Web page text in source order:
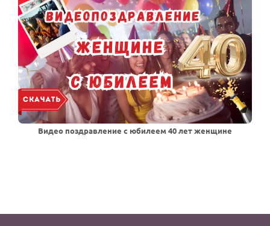
Видео поздравление с юбилеем 40 лет женщине